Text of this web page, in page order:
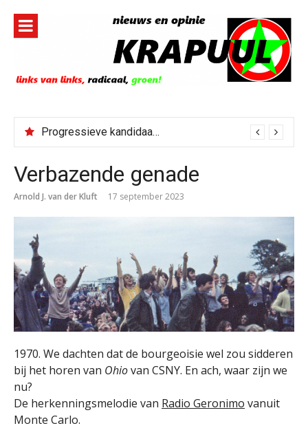
inhoud
Progressieve kandidaat El-Sayed senaatskandidaat Michigan
Verbazende genade
Arnold J. van der Kluft 17 september 2023
1970. We dachten dat de bourgeoisie wel zou sidderen
bij het horen van Ohiovan CSNY. En ach, waar zijn we
nu?
De herkenningsmelodie van Radio Geronimo vanuit
Monte Carlo.